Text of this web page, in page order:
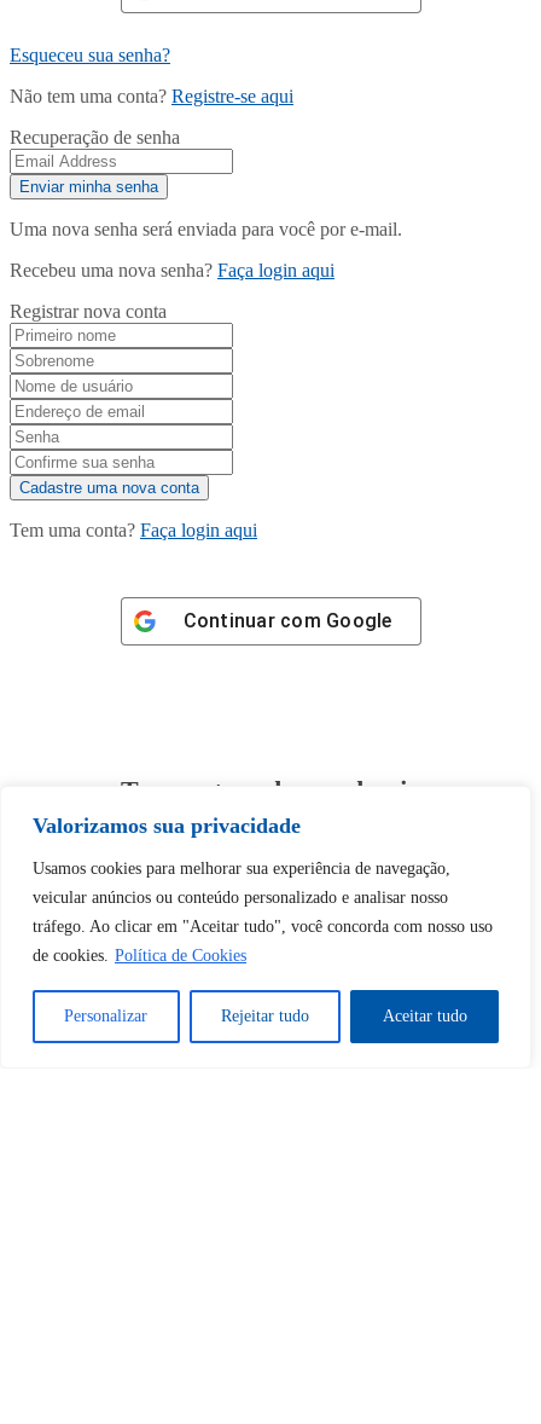
Valorizamos sua privacidade
Usamos cookies para melhorar sua experiência de navegação,
veicular anúncios ou conteúdo personalizado e analisar nosso
tráfego. Ao clicar em "Aceitar tudo", você concorda com nosso uso
de cookies. Política de Cookies
Personalizar Rejeitar tudo Aceitar tudo
Esqueceu sua senha?
Não tem uma conta? Registre-se aqui
Recuperação de senha
Uma nova senha será enviada para você por e-mail.
Recebeu uma nova senha? Faça login aqui
Registrar nova conta
Tem uma conta? Faça login aqui
Continuar com Google
Tem certeza de que deseja
desbloquear esta publicação?
Desbloquear esquerda : 0
Sim